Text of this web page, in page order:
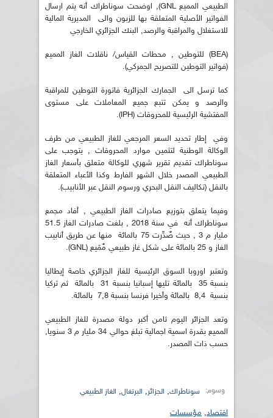
الطبيعي المميع GNL), اوضحت سوناطراك أنه يتم ارسال
الفواتير الأصلية المتعلقة بها للزبون والى المديرية المالية
للاستغلال والمراقبة والرصد, البنك الجزائري الخارجي
(BEA) للتوطين , محطات القياس/ ناقلات الغاز المميع
(فواتير التوطين للتصريح الجمركي).
كما ترسل الى الجمارك الجزائرية فاتورة التوطين للمراقبة
والرصد و يمكن تتبع جميع المعاملات على مستوى
المفتشية الرئيسية للمحروقات (IPH).
وفي إطار تحديد السعر المرجعي للغاز الطبيعي من طرف
الوكالة الوطنية لتثمين موارد المحروقات , يتوجب على
سوناطراك تقديم تقرير شهري للوكالة متعلق بأسعار الغاز
الطبيعي المصدر خلال الشهر الفارط وكذا الأعباء المتعلقة
بالنقل (تكاليف النقل البحري ورسوم النقل عبر الأنابيب).
وفيما يتعلق بتوزيع صادرات الغاز الطبيعي , أفاد مجمع
سوناطراك أنه في سنة 2018 , بلغت صادرات الغاز 51.5
مليار م 3 , حيث صٌدِّرت 75 بالمائة منها عن طريق أنابيب
الغاز و 25 بالمائة على شكل غاز طبيعي مٌمَيع (GNL).
وتعتبر اوروبا السوق الرئيسية للغاز الجزائري خاصة إيطاليا
بنسبة 35 بالمائة تليها إسبانيا بنسبة 31 بالمائة ثم تركيا
بنسبة 8,4 بالمائة وأخيرا فرنسا بنسبة 7,8 بالمائة.
وتعد الجزائر اليوم ثامن أكبر دولة مصدرة للغاز الطبيعي
المميع بقدرة اسمية اجمالية تبلغ حوالي 34 مليار م 3 سنويا,
حسب ذات المصدر.
وسوم: سوناطراك, الجزائر, البرتغال, الغاز الطبيعي
اقتصاد, مؤسسات